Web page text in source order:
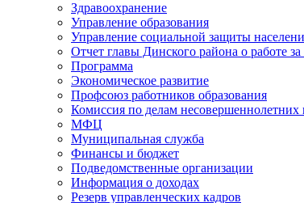
Здравоохранение
Управление образования
Управление социальной защиты
Отчет главы Динского района о работе за
Программа
Экономическое развитие
Профсоюз работников образования
Комиссия по делам несовершеннолетних
МФЦ
Муниципальная служба
Финансы и бюджет
Подведомственные организации
Информация о доходах
Резерв управленческих кадров